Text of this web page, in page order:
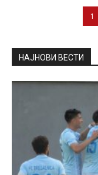
1
НАЈНОВИ ВЕСТИ